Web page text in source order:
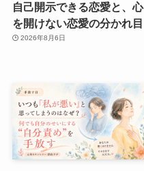
自己開示できる恋愛と、心
を開けない恋愛の分かれ目
2026年8月6日